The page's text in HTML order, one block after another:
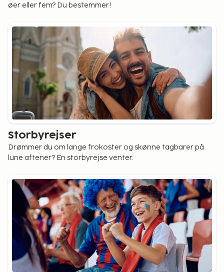
øer eller fem? Du bestemmer!
Storbyrejser
Drømmer du om lange frokoster og skønne tagbarer på
lune aftener? En storbyrejse venter.